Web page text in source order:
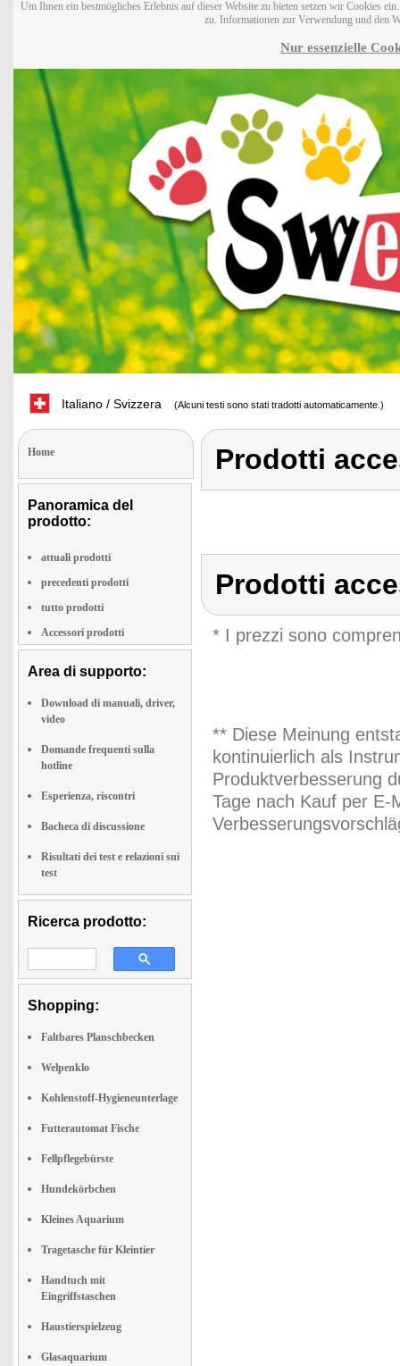
Um Ihnen ein bestmögliches Erlebnis auf dieser Website zu bieten setzen wir Cookies
zu. Informationen zur Verwendung und den
Nur essenzielle
Italiano / Svizzera (Alcuni testi sono stati tradotti automaticamente.)
Home
Panoramica del
prodotto:
attuali prodotti
precedenti prodotti
tutto prodotti
Accessori prodotti
Area di supporto:
Download di manuali, driver,
video
Domande frequenti sulla
hotline
Esperienza, riscontri
Bacheca di discussione
Risultati dei test e relazioni sui
test
Ricerca prodotto:
Shopping:
Faltbares Planschbecken
Welpenklo
Kohlenstoff-Hygieneunterlage
Futterautomat Fische
Fellpflegebürste
Hundekörbchen
Kleines Aquarium
Tragetasche für Kleintier
Handtuch mit
Eingriffstaschen
Haustierspielzeug
Glasaquarium
Prodotti
Prodotti
* I prezzi sono
** Diese Meinung
kontinuierlich als
Produktverbesserung
Tage nach Kauf per E-